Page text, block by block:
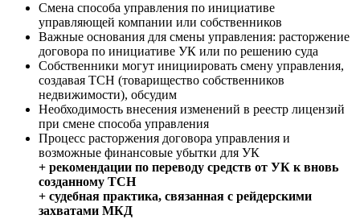
Смена способа управления по инициативе
управляющей компании или собственников
Важные основания для смены управления: расторжение
договора по инициативе УК или по решению суда
Собственники могут инициировать смену управления,
создавая ТСН (товарищество собственников
недвижимости), обсудим
Необходимость внесения изменений в реестр лицензий
при смене способа управления
Процесс расторжения договора управления и
возможные финансовые убытки для УК
+ рекомендации по переводу средств от УК к вновь
созданному ТСН
+ судебная практика, связанная с рейдерскими
захватами МКД